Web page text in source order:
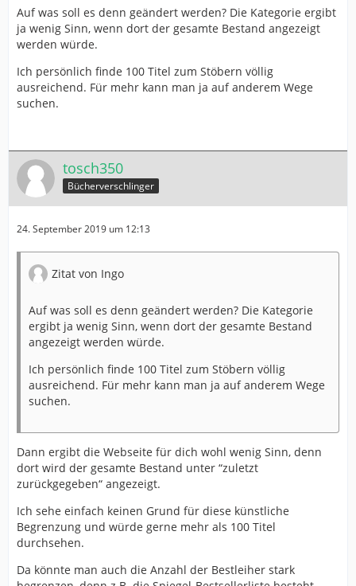
Auf was soll es denn geändert werden? Die Kategorie ergibt
ja wenig Sinn, wenn dort der gesamte Bestand angezeigt
werden würde.
Ich persönlich finde 100 Titel zum Stöbern völlig
ausreichend. Für mehr kann man ja auf anderem Wege
suchen.
tosch350
Bücherverschlinger
24. September 2019 um 12:13
Zitat von Ingo
Auf was soll es denn geändert werden? Die Kategorie
ergibt ja wenig Sinn, wenn dort der gesamte Bestand
angezeigt werden würde.
Ich persönlich finde 100 Titel zum Stöbern völlig
ausreichend. Für mehr kann man ja auf anderem Wege
suchen.
Dann ergibt die Webseite für dich wohl wenig Sinn, denn
dort wird der gesamte Bestand unter “zuletzt
zurückgegeben“ angezeigt.
Ich sehe einfach keinen Grund für diese künstliche
Begrenzung und würde gerne mehr als 100 Titel
durchsehen.
Da könnte man auch die Anzahl der Bestleiher stark